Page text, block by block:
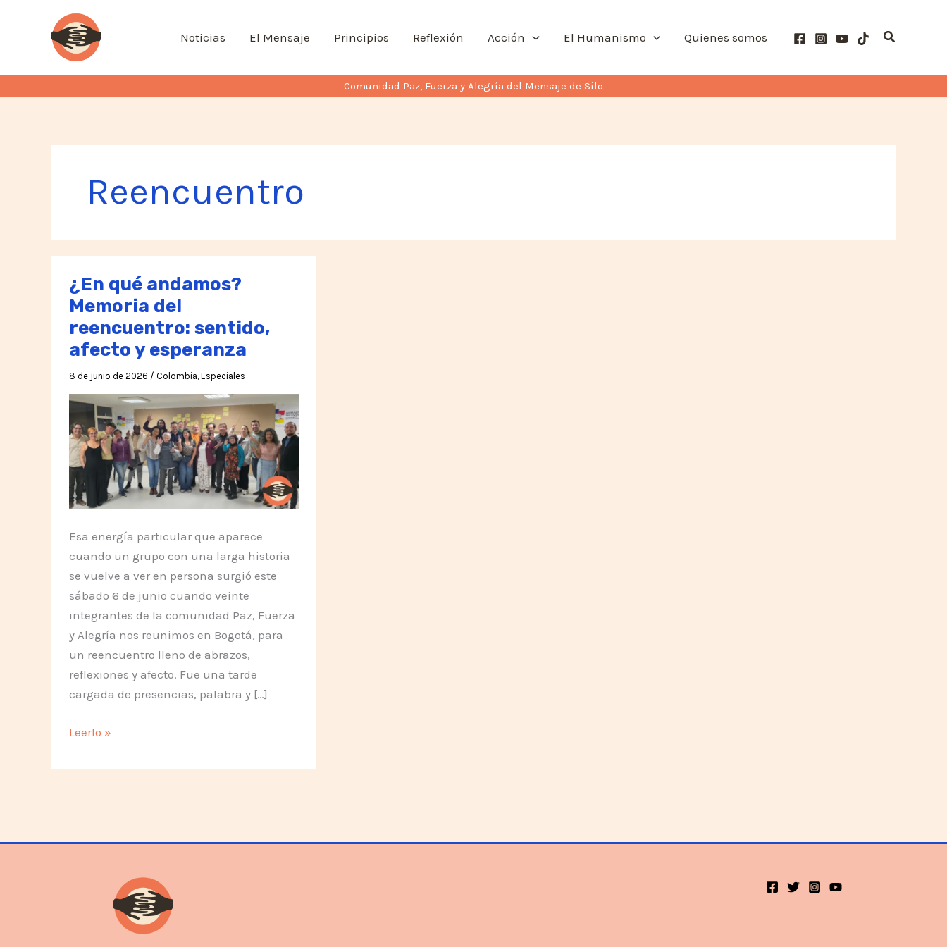
contenido
Noticias El Mensaje Principios Reflexión Acción El Humanismo Quienes somos Buscar
Comunidad Paz, Fuerza y Alegría del Mensaje de Silo
Reencuentro
¿En qué andamos?
Memoria del
reencuentro: sentido,
afecto y esperanza
8 de junio de 2026 / Colombia, Especiales
Esa energía particular que aparece
cuando un grupo con una larga historia
se vuelve a ver en persona surgió este
sábado 6 de junio cuando veinte
integrantes de la comunidad Paz, Fuerza
y Alegría nos reunimos en Bogotá, para
un reencuentro lleno de abrazos,
reflexiones y afecto. Fue una tarde
cargada de presencias, palabra y […]
¿En
andamos?
esperanza
Leerlo »